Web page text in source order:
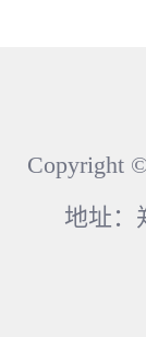
Copyright
地址：